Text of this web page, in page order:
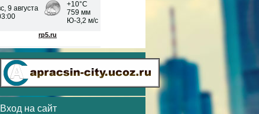
Вход на сайт